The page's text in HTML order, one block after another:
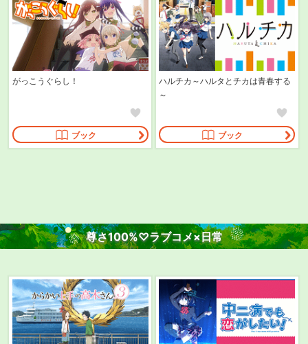
がっこうぐらし！
ブック
ハルチカ～ハルタとチカは青春する
～
ブック
尊さ100%♡ラブコメ×日常